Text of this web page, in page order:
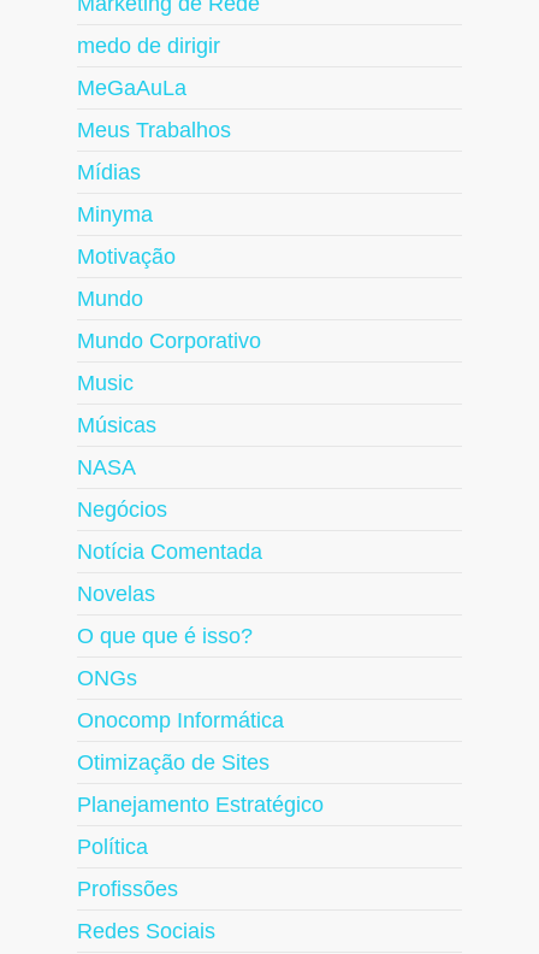
medo de dirigir
MeGaAuLa
Meus Trabalhos
Mídias
Minyma
Motivação
Mundo
Mundo Corporativo
Music
Músicas
NASA
Negócios
Notícia Comentada
Novelas
O que que é isso?
ONGs
Onocomp Informática
Otimização de Sites
Planejamento Estratégico
Política
Profissões
Redes Sociais